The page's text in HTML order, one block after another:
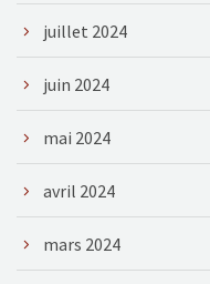
juillet 2024
juin 2024
mai 2024
avril 2024
mars 2024